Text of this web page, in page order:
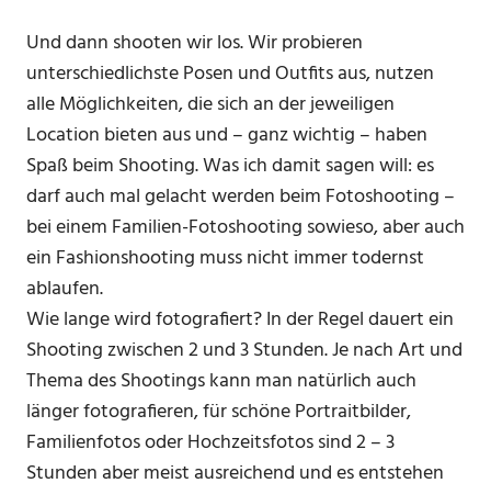
Und dann shooten wir los. Wir probieren
unterschiedlichste Posen und Outfits aus, nutzen
alle Möglichkeiten, die sich an der jeweiligen
Location bieten aus und – ganz wichtig – haben
Spaß beim Shooting. Was ich damit sagen will: es
darf auch mal gelacht werden beim Fotoshooting –
bei einem Familien-Fotoshooting sowieso, aber auch
ein Fashionshooting muss nicht immer todernst
ablaufen.
Wie lange wird fotografiert? In der Regel dauert ein
Shooting zwischen 2 und 3 Stunden. Je nach Art und
Thema des Shootings kann man natürlich auch
länger fotografieren, für schöne Portraitbilder,
Familienfotos oder Hochzeitsfotos sind 2 – 3
Stunden aber meist ausreichend und es entstehen